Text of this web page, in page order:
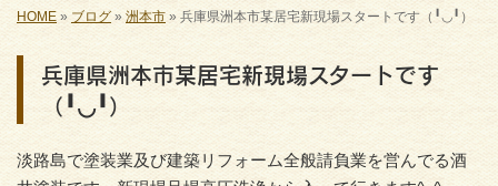
HOME » ブログ» 洲本市 » 兵庫県洲本市某居宅新現場スタートです（╹◡╹）
兵庫県洲本市某居宅新現場スタートです
（╹◡╹）
淡路島で塗装業及び建築リフォーム全般請負業を営んでる酒